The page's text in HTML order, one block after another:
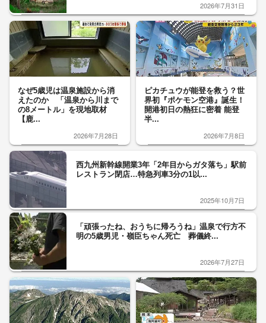
2026年7月31日
なぜ5歳児は温泉施設から消
えたのか 「温泉から川まで
の8メートル」を現地取材
【鹿...
2026年7月28日
ピカチュウが能登を救う？世
界初『ポケモン空港』誕生！
開港初日の熱狂に密着 能登
半...
2026年7月8日
西九州新幹線開業3年「2年目からガタ落ち」駅前
レストラン閉店…特急列車3分の1以...
2025年10月7日
「頑張ったね、おうちに帰ろうね」温泉で行方不
明の5歳男児・嶺臣ちゃん死亡 葬儀終...
2026年7月27日